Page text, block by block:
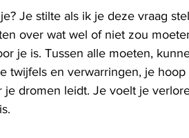
Je stilte als ik je deze vraag
over wat wel of niet zou
je is. Tussen alle moeten,
twijfels en verwarringen, je
je dromen leidt. Je voelt je